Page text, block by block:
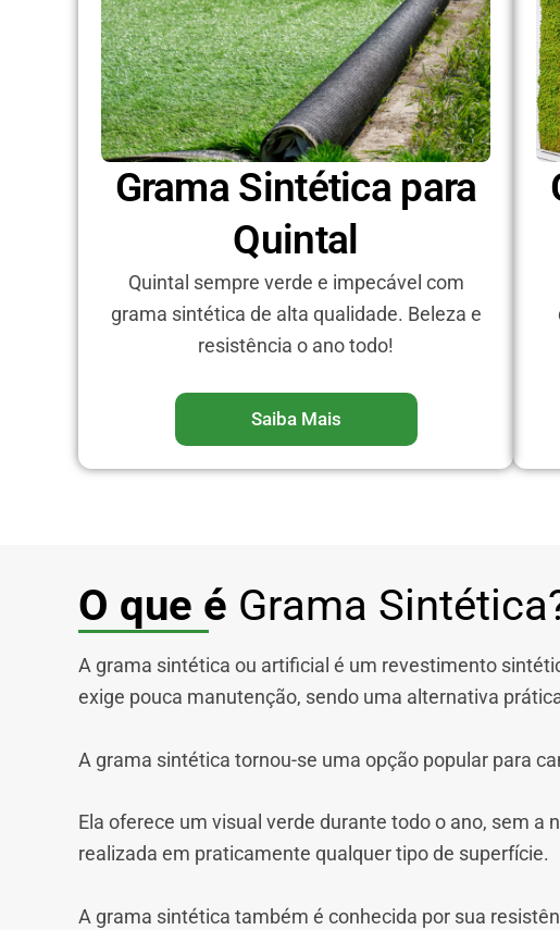
Grama Sintética para
Quintal
Quintal sempre verde e impecável com
grama sintética de alta qualidade. Beleza e
resistência o ano todo!
Saiba Mais
O que é Grama
A grama sintética ou artificial é um revestimento
exige pouca manutenção, sendo uma alternativa
A grama sintética tornou-se uma opção popular para
Ela oferece um visual verde durante todo o ano, sem
realizada em praticamente qualquer tipo de superfície.
A grama sintética também é conhecida por sua